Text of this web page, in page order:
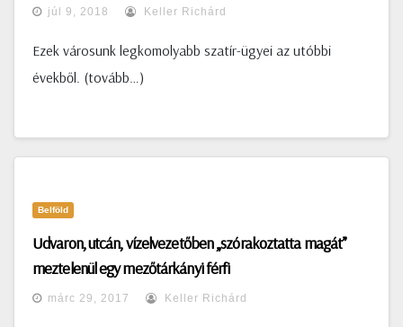
júl 9, 2018 Keller Richárd
Ezek városunk legkomolyabb szatír-ügyei az utóbbi
évekből. (tovább…)
Belföld
Udvaron, utcán, vízelvezetőben „szórakoztatta magát”
meztelenül egy mezőtárkányi férfi
márc 29, 2017 Keller Richárd